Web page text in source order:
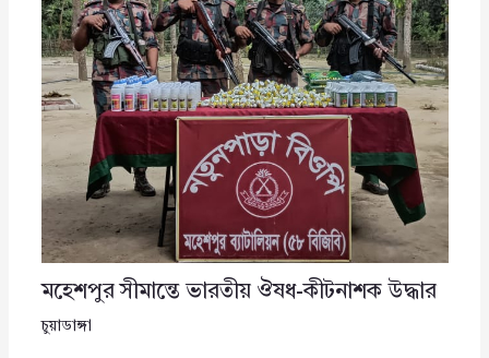
মহেশপুর সীমান্তে ভারতীয় ঔষধ-কীটনাশক উদ্ধার
চুয়াডাঙ্গা